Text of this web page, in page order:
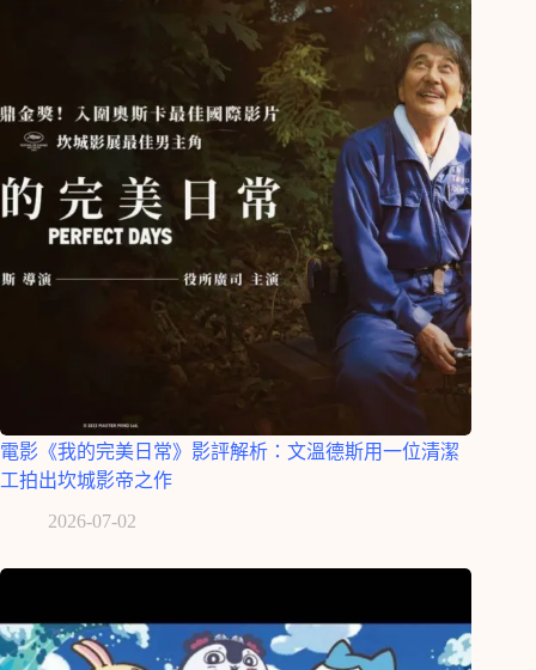
電影《我的完美日常》影評解析：文溫德斯用一位清潔
工拍出坎城影帝之作
2026-07-02